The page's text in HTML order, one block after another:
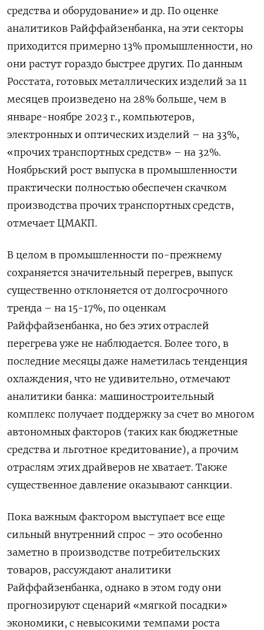
средства и оборудование» и др. По оценке
аналитиков Райффайзенбанка, на эти секторы
приходится примерно 13% промышленности, но
они растут гораздо быстрее других. По данным
Росстата, готовых металлических изделий за 11
месяцев произведено на 28% больше, чем в
январе-ноябре 2023 г., компьютеров,
электронных и оптических изделий – на 33%,
«прочих транспортных средств» – на 32%.
Ноябрьский рост выпуска в промышленности
практически полностью обеспечен скачком
производства прочих транспортных средств,
отмечает ЦМАКП.
В целом в промышленности по-прежнему
сохраняется значительный перегрев, выпуск
существенно отклоняется от долгосрочного
тренда – на 15-17%, по оценкам
Райффайзенбанка, но без этих отраслей
перегрева уже не наблюдается. Более того, в
последние месяцы даже наметилась тенденция
охлаждения, что не удивительно, отмечают
аналитики банка: машиностроительный
комплекс получает поддержку за счет во многом
автономных факторов (таких как бюджетные
средства и льготное кредитование), а прочим
отраслям этих драйверов не хватает. Также
существенное давление оказывают санкции.
Пока важным фактором выступает все еще
сильный внутренний спрос – это особенно
заметно в производстве потребительских
товаров, рассуждают аналитики
Райффайзенбанка, однако в этом году они
прогнозируют сценарий «мягкой посадки»
экономики, с невысокими темпами роста